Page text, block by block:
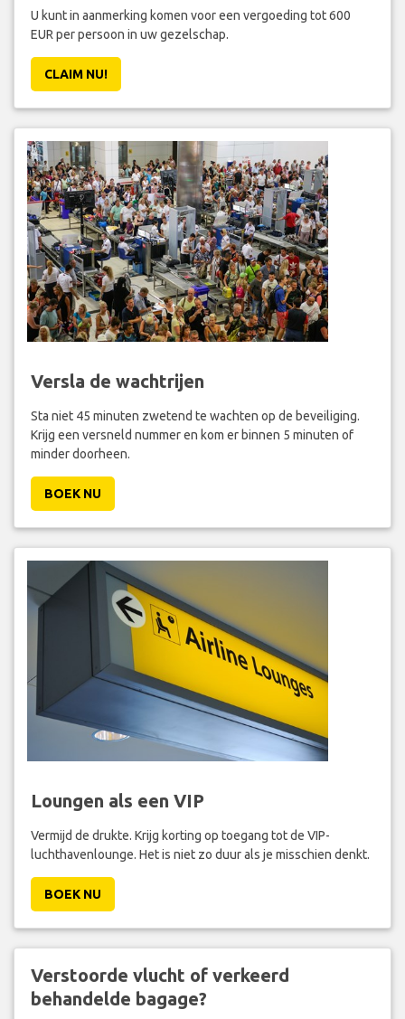
U kunt in aanmerking komen voor een vergoeding tot 600
EUR per persoon in uw gezelschap.
CLAIM NU!
Versla de wachtrijen
Sta niet 45 minuten zwetend te wachten op de beveiliging.
Krijg een versneld nummer en kom er binnen 5 minuten of
minder doorheen.
BOEK NU
Loungen als een VIP
Vermijd de drukte. Krijg korting op toegang tot de VIP-
luchthavenlounge. Het is niet zo duur als je misschien denkt.
BOEK NU
Verstoorde vlucht of verkeerd
behandelde bagage?